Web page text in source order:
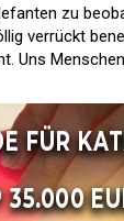
zu
verrückt
Uns